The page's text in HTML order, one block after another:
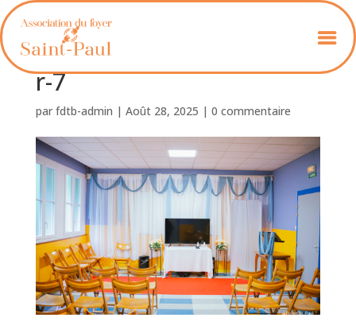
Foyer_St_Paul_Schweitze
r-7
par fdtb-admin | Août 28, 2025 | 0 commentaire